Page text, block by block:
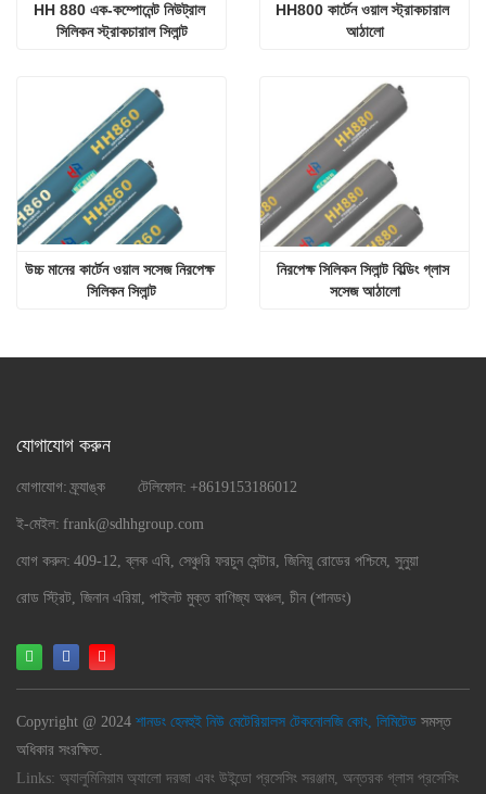
HH 880 এক-কম্পোনেন্ট নিউট্রাল
সিলিকন স্ট্রাকচারাল সিলান্ট
HH800 কার্টেন ওয়াল স্ট্রাকচারাল
আঠালো
উচ্চ মানের কার্টেন ওয়াল সসেজ নিরপেক্ষ
সিলিকন সিলান্ট
নিরপেক্ষ সিলিকন সিলান্ট বিল্ডিং গ্লাস
সসেজ আঠালো
যোগাযোগ করুন
যোগাযোগ: ফ্র্যাঙ্ক টেলিফোন: +8619153186012
ই-মেইল: frank@sdhhgroup.com
যোগ করুন: 409-12, ব্লক এবি, সেঞ্চুরি ফরচুন সেন্টার, জিনিয়ু রোডের পশ্চিমে, সুনুয়া
রোড স্ট্রিট, জিনান এরিয়া, পাইলট মুক্ত বাণিজ্য অঞ্চল, চীন (শানডং)
Copyright @ 2024 শানডং হেনহুই নিউ মেটেরিয়ালস টেকনোলজি কোং, লিমিটেড সমস্ত
অধিকার সংরক্ষিত.
Links: অ্যালুমিনিয়াম অ্যালো দরজা এবং উইন্ডো প্রসেসিং সরঞ্জাম, অন্তরক গ্লাস প্রসেসিং